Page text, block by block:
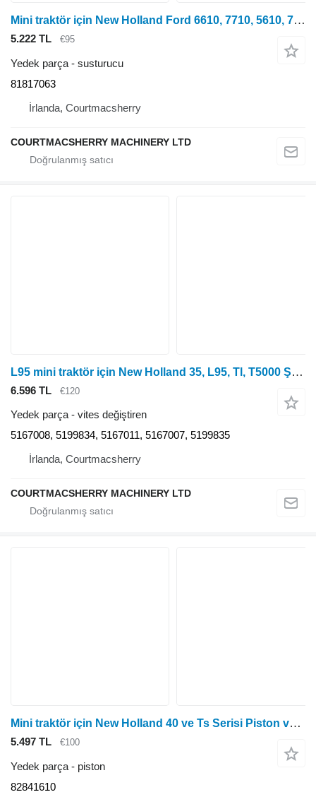
Mini traktör için New Holland Ford 6610, 7710, 5610, 7610, 4400, 5340 Susturucu Egzoz C7nn523 81817063
5.222 TL €95
Yedek parça - susturucu
81817063
İrlanda, Courtmacsherry
COURTMACSHERRY MACHINERY LTD
L95 mini traktör için New Holland 35, L95, Tl, T5000 Şanzıman Kolu 5167008, 5199834 vites değiştiren
6.596 TL €120
Yedek parça - vites değiştiren
5167008, 5199834, 5167011, 5167007, 5199835
İrlanda, Courtmacsherry
COURTMACSHERRY MACHINERY LTD
Mini traktör için New Holland 40 ve Ts Serisi Piston ve Kol E9nn545ba , 81870278 82841610
5.497 TL €100
Yedek parça - piston
82841610